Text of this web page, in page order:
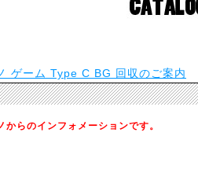
ゲーム Type C BG 回収のご案内
からのインフォメーションです。